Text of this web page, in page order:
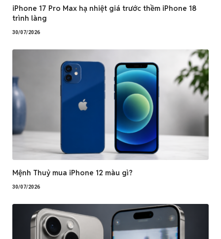
iPhone 17 Pro Max hạ nhiệt giá trước thềm iPhone 18
trình làng
30/07/2026
Mệnh Thuỷ mua iPhone 12 màu gì?
30/07/2026